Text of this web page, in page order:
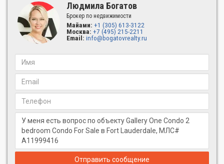
Людмила Богатов
Брокер по недвижимости
Майами: +1 (305) 613-3122
Москва: +7 (495) 215-2211
Email: info@bogatovrealty.ru
Отправить сообщение